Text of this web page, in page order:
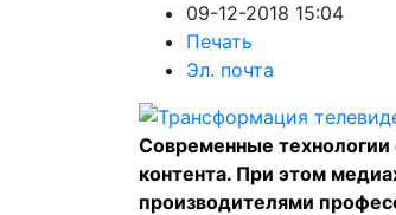
09-12-2018 15:04
Печать
Эл. почта
Современные технологии
контента. При этом
производителями